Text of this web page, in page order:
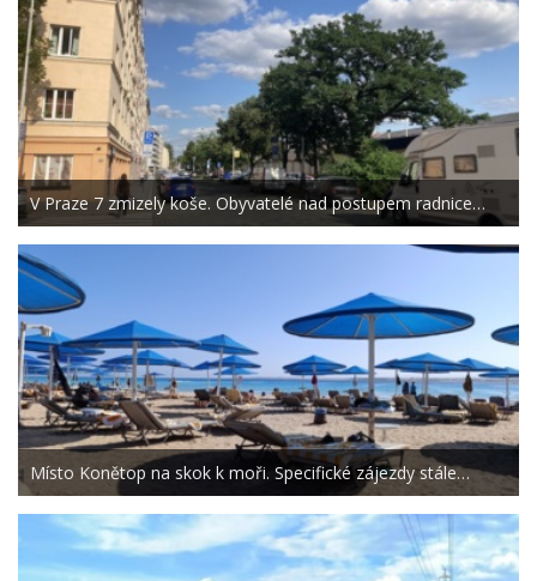
V Praze 7 zmizely koše. Obyvatelé nad postupem radnice…
Místo Konětop na skok k moři. Specifické zájezdy stále…